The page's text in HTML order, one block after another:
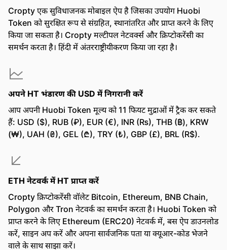
Cropty एक सुविधाजनक मोबाइल ऐप है जिसका उपयोग Huobi
Token को सुरक्षित रूप से संग्रहित, स्थानांतरित और प्राप्त करने के लिए
किया जा सकता है। Cropty मल्टीपल नेटवर्क्स और क्रिप्टोकरेंसी का
समर्थन करता है। हिंदी में अंतरराष्ट्रीयीकरण किया जा रहा है।
अपने HT भंडारण की USD में निगरानी करें
आप अपनी Huobi Token मूल्य को 11 फियट मुद्राओं में ट्रैक कर सकते
हैं: USD ($), RUB (₽), EUR (€), INR (₨), THB (฿), KRW
(₩), UAH (₴), GEL (₾), TRY (₺), GBP (£), BRL (R$).
ETH नेटवर्क में HT प्राप्त करें
Cropty क्रिप्टोकरेंसी वॉलेट Bitcoin, Ethereum, BNB Chain,
Polygon और Tron नेटवर्क का समर्थन करता है। Huobi Token को
प्राप्त करने के लिए Ethereum (ERC20) नेटवर्क में, बस ऐप डाउनलोड
करें, साइन अप करें और अपना सार्वजनिक पता या क्यूआर-कोड भेजने
वाले के साथ साझा करें।